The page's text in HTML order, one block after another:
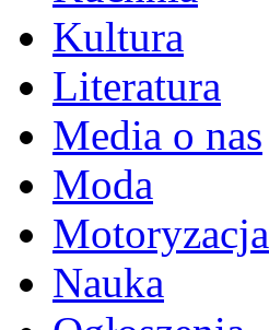
Kultura
Literatura
Media o nas
Moda
Motoryzacja
Nauka